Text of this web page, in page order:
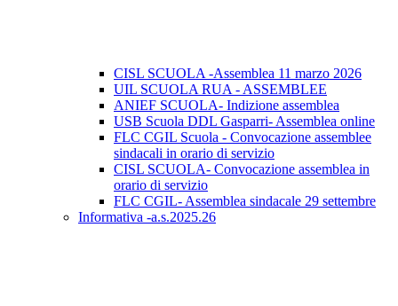
CISL SCUOLA -Assemblea 11 marzo 2026
UIL SCUOLA RUA - ASSEMBLEE
ANIEF SCUOLA- Indizione assemblea
USB Scuola DDL Gasparri- Assemblea online
FLC CGIL Scuola - Convocazione assemblee
sindacali in orario di servizio
CISL SCUOLA- Convocazione assemblea in
orario di servizio
FLC CGIL- Assemblea sindacale 29 settembre
Informativa -a.s.2025.26